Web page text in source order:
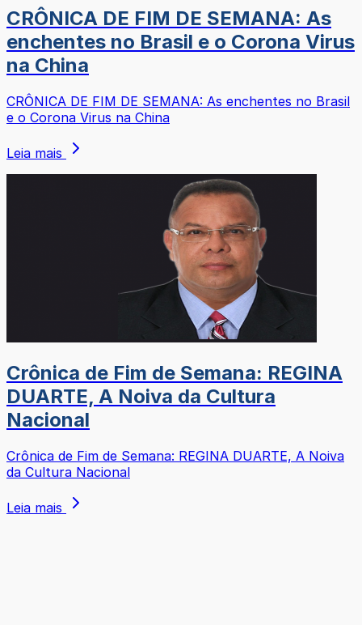
CRÔNICA DE FIM DE SEMANA: As
enchentes no Brasil e o Corona Virus
na China
CRÔNICA DE FIM DE SEMANA: As enchentes no Brasil
e o Corona Virus na China
Leia mais
Crônica de Fim de Semana: REGINA
DUARTE, A Noiva da Cultura
Nacional
Crônica de Fim de Semana: REGINA DUARTE, A Noiva
da Cultura Nacional
Leia mais